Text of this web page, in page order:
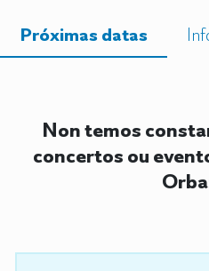
Próximas datas
Non temos
concertos ou